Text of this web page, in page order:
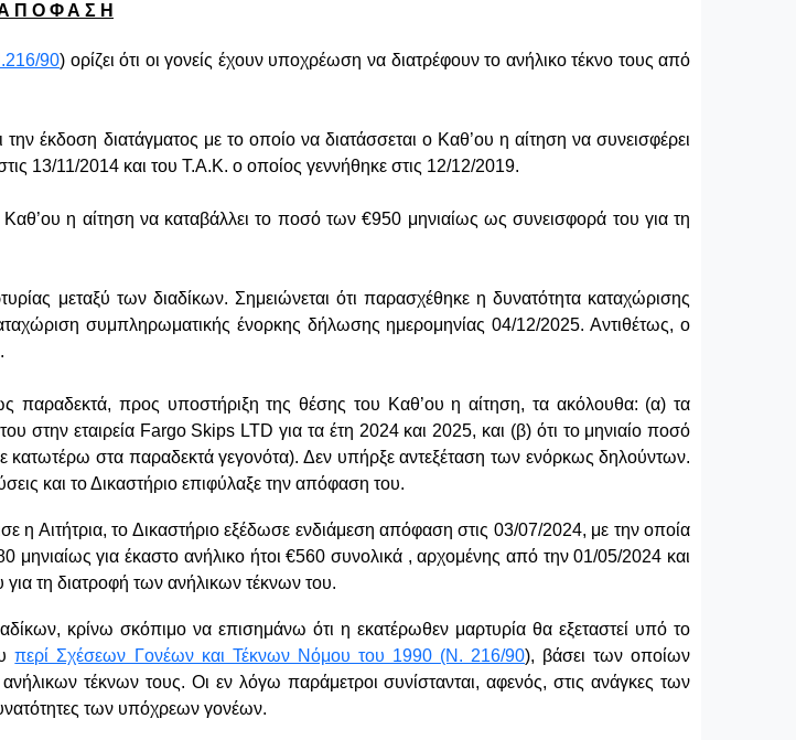
Π Ο Φ Α Σ Η
90) ορίζει ότι οι γονείς έχουν υποχρέωση να διατρέφουν το ανήλικο τέκνο τους από
έκδοση διατάγματος με το οποίο να διατάσσεται o Καθ’ου η αίτηση να συνεισφέρει
13/11/2014 και του Τ.Α.Κ. ο οποίος γεννήθηκε στις 12/12/2019.
Καθ’ου η αίτηση να καταβάλλει το ποσό των€950 μηνιαίως ως συνεισφορά του για τη
μεταξύ των διαδίκων. Σημειώνεται ότι παρασχέθηκε η δυνατότητα καταχώρισης
συμπληρωματικής ένορκης δήλωσης ημερομηνίας 04/12/2025. Αντιθέτως, ο
παραδεκτά, προς υποστήριξη της θέσης του Καθ’ου η αίτηση, τα ακόλουθα: (α) τα
στην εταιρεία Fargo Skips LTD για τα έτη 2024 και 2025, και (β) ότι το μηνιαίο ποσό
κατωτέρω στα παραδεκτά γεγονότα). Δεν υπήρξε αντεξέταση των ενόρκως δηλούντων.
και το Δικαστήριο επιφύλαξε την απόφαση του.
η Αιτήτρια, το Δικαστήριο εξέδωσε ενδιάμεση απόφαση στις 03/07/2024, με την οποία
μηνιαίως για έκαστο ανήλικο ήτοι €560 συνολικά , αρχομένης από την 01/05/2024 και
τη διατροφή των ανήλικων τέκνων του.
κρίνω σκόπιμο να επισημάνω ότι η εκατέρωθεν μαρτυρία θα εξεταστεί υπό το
περί Σχέσεων Γονέων και Τέκνων Νόμου του 1990 (Ν. 216/90), βάσει των οποίων
τέκνων τους. Οι εν λόγω παράμετροι συνίστανται, αφενός, στις ανάγκες των
των υπόχρεων γονέων.